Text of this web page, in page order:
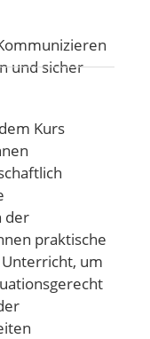
und sicher
Kurs
der
praktische
um